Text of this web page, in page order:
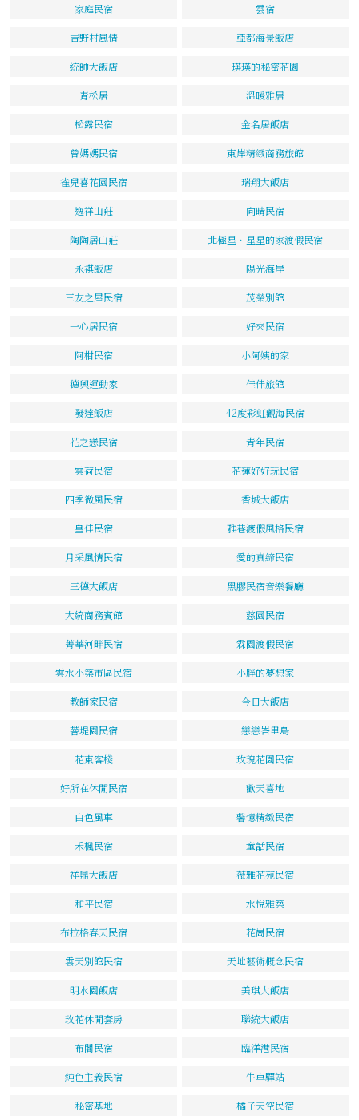
家庭民宿 雲宿
吉野村風情 亞都海景飯店
統帥大飯店 瑛瑛的秘密花園
青松居 溫暖雅居
松露民宿 金名居飯店
曾媽媽民宿 東岸精緻商務旅館
雀兒喜花園民宿 瑞翔大飯店
逸祥山莊 向晴民宿
陶陶居山莊 北極星．星星的家渡假民宿
永祺飯店 陽光海岸
三友之屋民宿 茂榮別館
一心居民宿 好來民宿
阿柑民宿 小阿姨的家
德興運動家 佳佳旅館
發達飯店 42度彩虹觀海民宿
花之戀民宿 青年民宿
雲荷民宿 花蓮好好玩民宿
四季微風民宿 香城大飯店
皇佳民宿 雅巷渡假風格民宿
月采風情民宿 愛的真締民宿
三德大飯店 黑膠民宿音樂餐廳
大統商務賓館 慈園民宿
菁華河畔民宿 霖園渡假民宿
雲水小築市區民宿 小胖的夢想家
教師家民宿 今日大飯店
菩堤園民宿 戀戀峇里島
花東客棧 玫瑰花園民宿
好所在休閒民宿 歡天喜地
白色風車 馨憶精緻民宿
禾楓民宿 童話民宿
祥鼎大飯店 薇雅花苑民宿
和平民宿 水悅雅築
布拉格春天民宿 花崗民宿
雲天別館民宿 天地藝術概念民宿
明水園飯店 美琪大飯店
玫花休閒套房 聯統大飯店
布閣民宿 臨洋港民宿
純色主義民宿 牛車驛站
秘密基地 橘子天空民宿